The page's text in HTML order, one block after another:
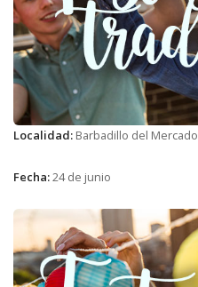
Localidad: Barbadillo del Mercado
Fecha:24 de junio